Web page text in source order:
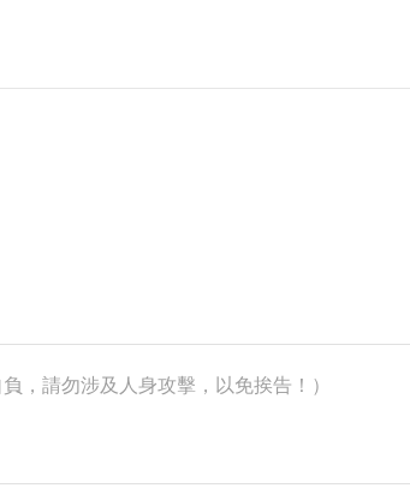
，請勿涉及人身攻擊，以免挨告！）